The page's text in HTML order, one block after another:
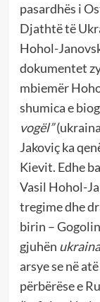
pasardhës i
Djathtë të
Hohol-
dokumentet
mbiemër
shumica e
vogël”
Jakoviç ka
Kievit. Edhe
Vasil Hohol-
tregime dhe
birin –
gjuhën
arsye se në
përbërëse e